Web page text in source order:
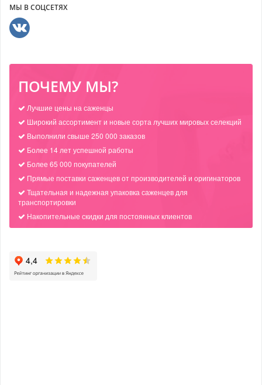
МЫ В СОЦСЕТЯХ
ПОЧЕМУ МЫ?
Лучшие цены на саженцы
Широкий ассортимент и новые сорта лучших мировых селекций
Выполнили свыше 250 000 заказов
Более 14 лет успешной работы
Более 65 000 покупателей
Прямые поставки саженцев от производителей и оригинаторов
Тщательная и надежная упаковка саженцев для
транспортировки
Накопительные скидки для постоянных клиентов